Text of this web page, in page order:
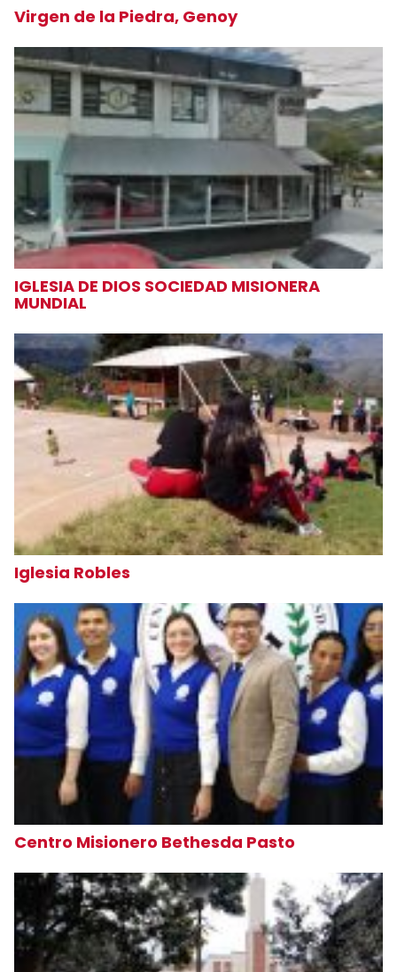
Virgen de la Piedra, Genoy
IGLESIA DE DIOS SOCIEDAD MISIONERA
MUNDIAL
Iglesia Robles
Centro Misionero Bethesda Pasto